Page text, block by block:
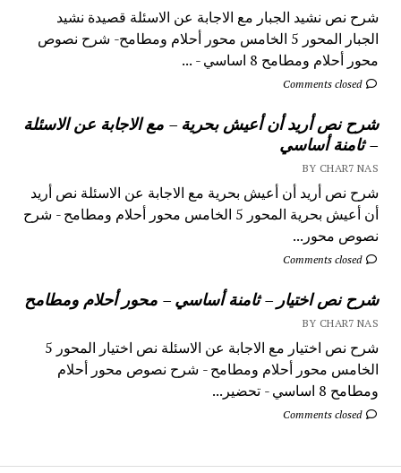
شرح نص نشيد الجبار مع الاجابة عن الاسئلة قصيدة نشيد
الجبار المحور 5 الخامس محور أحلام ومطامح- شرح نصوص
محور أحلام ومطامح 8 اساسي - ...
Comments closed
شرح نص أريد أن أعيش بحرية – مع الاجابة عن الاسئلة
– ثامنة أساسي
BY CHAR7 NAS
شرح نص أريد أن أعيش بحرية مع الاجابة عن الاسئلة نص أريد
أن أعيش بحرية المحور 5 الخامس محور أحلام ومطامح - شرح
نصوص محور...
Comments closed
شرح نص اختيار – ثامنة أساسي – محور أحلام ومطامح
BY CHAR7 NAS
شرح نص اختيار مع الاجابة عن الاسئلة نص اختيار المحور 5
الخامس محور أحلام ومطامح - شرح نصوص محور أحلام
ومطامح 8 اساسي - تحضير...
Comments closed